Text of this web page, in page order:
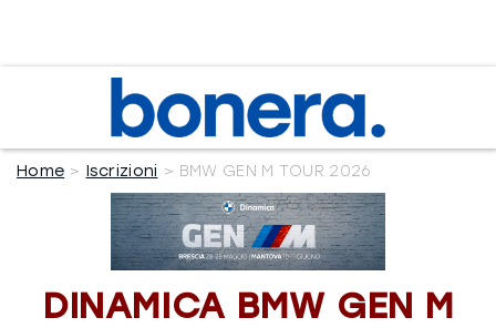
Home Iscrizioni BMW GEN M TOUR 2026
DINAMICA BMW GEN M